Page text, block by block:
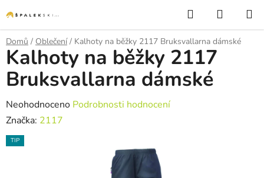
Hledat
Domů / Oblečení / Kalhoty na běžky 2117 Bruksvallarna dámské
Kalhoty na běžky 2117
Bruksvallarna dámské
Průměrné hodnocení produktu je 0,0 z 5 hvězdiček.
Neohodnoceno Podrobnosti hodnocení
Značka: 2117
TIP